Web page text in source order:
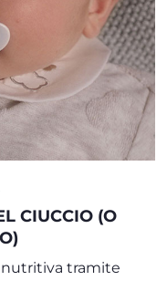
CIUCCIO (O
tramite